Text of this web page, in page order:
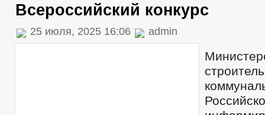
Всероссийский конкурс
25 июля, 2025 16:06 admin